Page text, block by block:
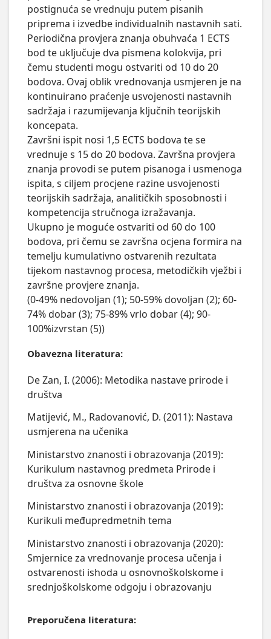
postignuća se vrednuju putem pisanih
priprema i izvedbe individualnih nastavnih sati.
Periodična provjera znanja obuhvaća 1 ECTS
bod te uključuje dva pismena kolokvija, pri
čemu studenti mogu ostvariti od 10 do 20
bodova. Ovaj oblik vrednovanja usmjeren je na
kontinuirano praćenje usvojenosti nastavnih
sadržaja i razumijevanja ključnih teorijskih
koncepata.
Završni ispit nosi 1,5 ECTS bodova te se
vrednuje s 15 do 20 bodova. Završna provjera
znanja provodi se putem pisanoga i usmenoga
ispita, s ciljem procjene razine usvojenosti
teorijskih sadržaja, analitičkih sposobnosti i
kompetencija stručnoga izražavanja.
Ukupno je moguće ostvariti od 60 do 100
bodova, pri čemu se završna ocjena formira na
temelju kumulativno ostvarenih rezultata
tijekom nastavnog procesa, metodičkih vježbi i
završne provjere znanja.
(0-49% nedovoljan (1); 50-59% dovoljan (2); 60-
74% dobar (3); 75-89% vrlo dobar (4); 90-
100%izvrstan (5))
Obavezna literatura:
De Zan, I. (2006): Metodika nastave prirode i
društva
Matijević, M., Radovanović, D. (2011): Nastava
usmjerena na učenika
Ministarstvo znanosti i obrazovanja (2019):
Kurikulum nastavnog predmeta Prirode i
društva za osnovne škole
Ministarstvo znanosti i obrazovanja (2019):
Kurikuli međupredmetnih tema
Ministarstvo znanosti i obrazovanja (2020):
Smjernice za vrednovanje procesa učenja i
ostvarenosti ishoda u osnovnoškolskome i
srednjoškolskome odgoju i obrazovanju
Preporučena literatura: